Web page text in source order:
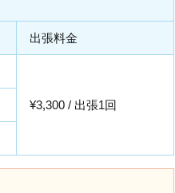
出張料金
¥3,300 / 出張1回